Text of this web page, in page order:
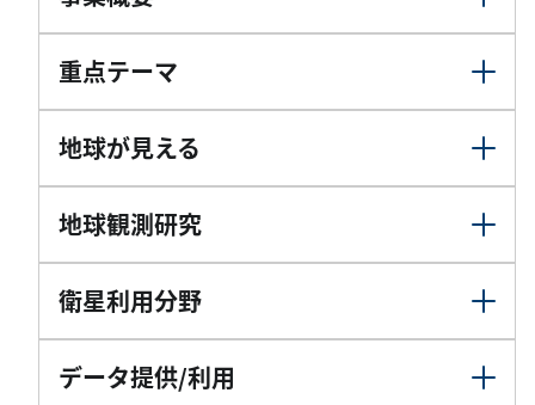
重点テーマ
地球が見える
地球観測研究
衛星利用分野
データ提供/利用